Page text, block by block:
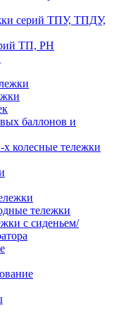
серий ТПУ, ТПДУ,
ТП, PH
баллонов и
колесные тележки
тележки
с сиденьем/